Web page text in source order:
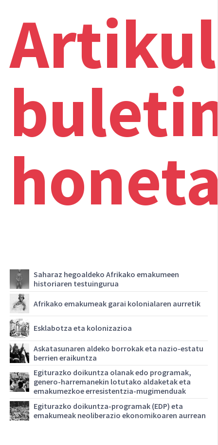
Saharaz hegoaldeko Afrikako emakumeen
historiaren testuingurua
Afrikako emakumeak garai kolonialaren aurretik
Esklabotza eta kolonizazioa
Askatasunaren aldeko borrokak eta nazio-estatu
berrien eraikuntza
Egiturazko doikuntza olanak edo programak,
genero-harremanekin lotutako aldaketak eta
emakumezkoe erresistentzia-mugimenduak
Egiturazko doikuntza-programak (EDP) eta
emakumeak neoliberazio ekonomikoaren aurrean